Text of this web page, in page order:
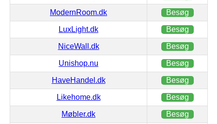
ModernRoom.dk Besøg
LuxLight.dk Besøg
NiceWall.dk Besøg
Unishop.nu Besøg
HaveHandel.dk Besøg
Likehome.dk Besøg
Møbler.dk Besøg